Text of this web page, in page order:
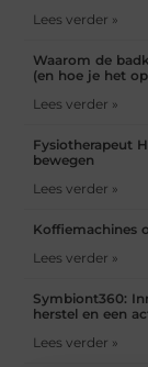
Lees verder »
Waarom de
(en hoe je het
Lees verder »
Fysiotherapeut
bewegen
Lees verder »
Koffiemachines
Lees verder »
Symbiont360:
herstel en een
Lees verder »